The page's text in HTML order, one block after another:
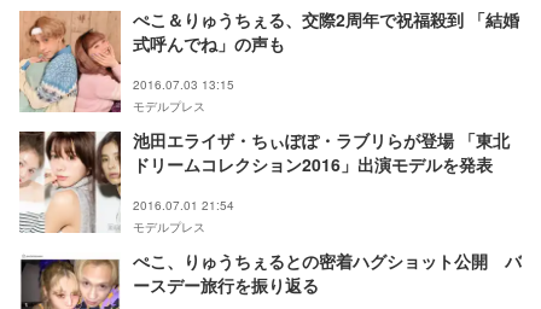
ぺこ＆りゅうちぇる、交際2周年で祝福殺到 「結婚
式呼んでね」の声も
2016.07.03 13:15
モデルプレス
池田エライザ・ちぃぽぽ・ラブリらが登場 「東北
ドリームコレクション2016」出演モデルを発表
2016.07.01 21:54
モデルプレス
ぺこ、りゅうちぇるとの密着ハグショット公開 バ
ースデー旅行を振り返る